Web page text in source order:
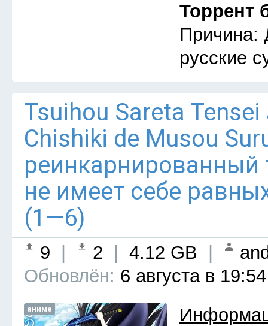
Торрент
Причина:
русские
Tsuihou Sareta
Chishiki de Musou
не имеет себе
(1—6)
9 2 4.12 GB
Обновлён: 6 августа в 19:54
аниме